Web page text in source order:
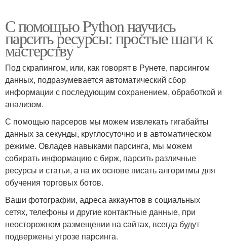
С помощью Python научись
парсить ресурсы: простые шаги к
мастерству
Под скрапингом, или, как говорят в Рунете, парсингом
данных, подразумевается автоматический сбор
информации с последующим сохранением, обработкой и
анализом.
С помощью парсеров мы можем извлекать гигабайты
данных за секунды, круглосуточно и в автоматическом
режиме. Овладев навыками парсинга, мы можем
собирать информацию с бирж, парсить различные
ресурсы и статьи, а на их основе писать алгоритмы для
обучения торговых ботов.
Ваши фотографии, адреса аккаунтов в социальных
сетях, телефоны и другие контактные данные, при
неосторожном размещении на сайтах, всегда будут
подвержены угрозе парсинга.